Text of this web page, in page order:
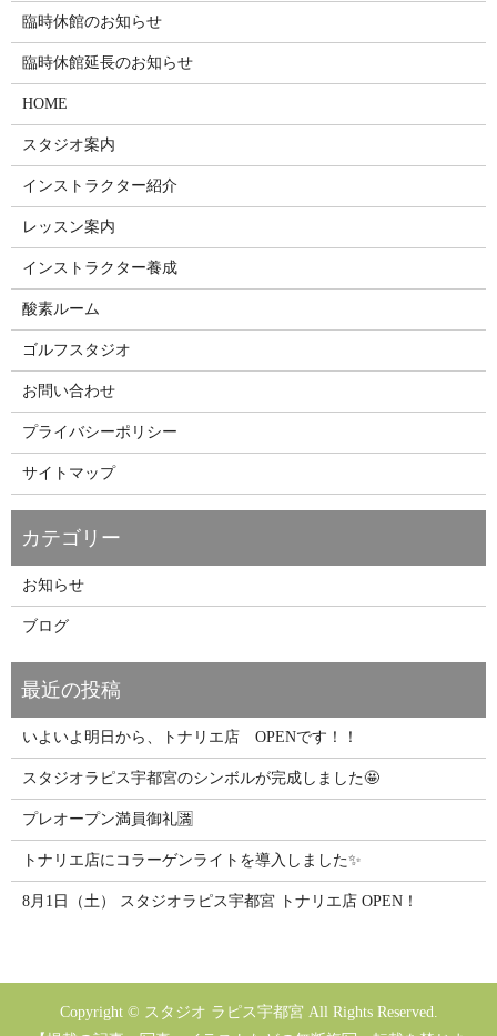
臨時休館のお知らせ
臨時休館延長のお知らせ
HOME
スタジオ案内
インストラクター紹介
レッスン案内
インストラクター養成
酸素ルーム
ゴルフスタジオ
お問い合わせ
プライバシーポリシー
サイトマップ
お知らせ
ブログ
いよいよ明日から、トナリエ店 OPENです！！
スタジオラピス宇都宮のシンボルが完成しました🤩
プレオープン満員御礼🈵
トナリエ店にコラーゲンライトを導入しました✨
8月1日（土） スタジオラピス宇都宮 トナリエ店 OPEN！
Copyright © スタジオ ラピス宇都宮 All Rights Reserved.